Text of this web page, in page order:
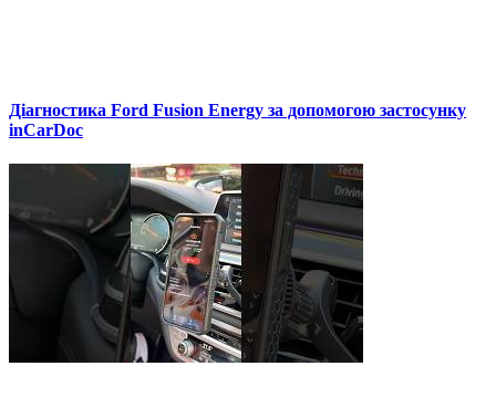
Діагностика Ford Fusion Energy за допомогою застосунку
inCarDoc